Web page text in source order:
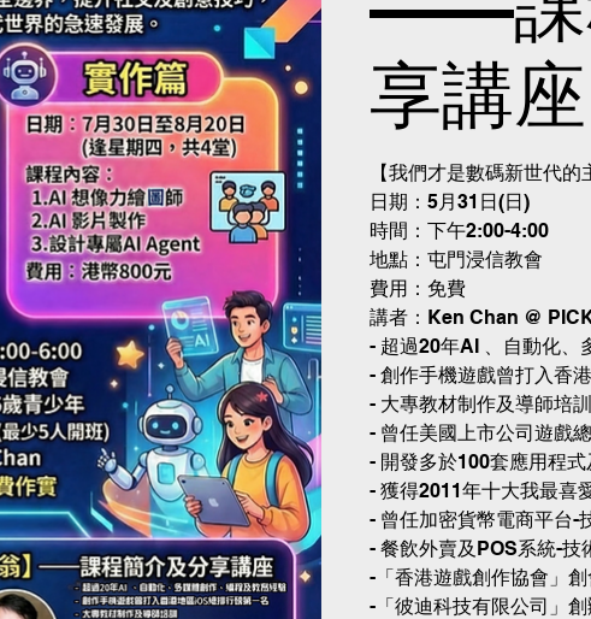
享講座
【我們才是數碼新世代
日期：5月31日(日)
時間：下午2:00-4:00
地點：屯門浸信教會
費用：免費
講者：Ken Chan @
- 超過20年AI 、自動化、
- 創作手機遊戲曾打入香
- 大專教材制作及導師培訓
- 曾任美國上市公司遊戲
- 開發多於100套應用程
- 獲得2011年十大我最喜
- 曾任加密貨幣電商平台-
- 餐飲外賣及POS系統-技
-「香港遊戲創作協會」
-「彼迪科技有限公司」創